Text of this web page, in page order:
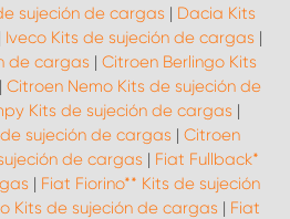
sujeción de cargas | Dacia Kits
Iveco Kits de sujeción de cargas |
de cargas | Citroen Berlingo Kits
| Citroen Nemo Kits de sujeción de
Kits de sujeción de cargas |
sujeción de cargas | Citroen
de cargas | Fiat Fullback*
| Fiat Fiorino** Kits de sujeción
Kits de sujeción de cargas | Fiat